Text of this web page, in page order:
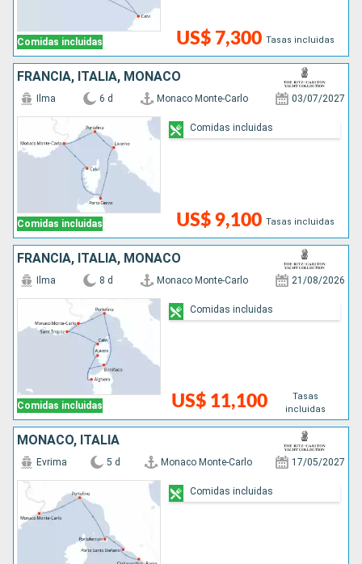
Comidas incluidas US$ 7,300 Tasas incluidas
FRANCIA, ITALIA, MONACO
Comidas incluidas
Ilma 6 d Monaco Monte-Carlo 03/07/2027
US$ 9,100 Tasas incluidas
Comidas incluidas
FRANCIA, ITALIA, MONACO
Comidas incluidas
Ilma 8 d Monaco Monte-Carlo 21/08/2026
US$ 11,100
Tasas
incluidas
Comidas incluidas
MONACO, ITALIA
Evrima 5 d Monaco Monte-Carlo 17/05/2027
Comidas incluidas